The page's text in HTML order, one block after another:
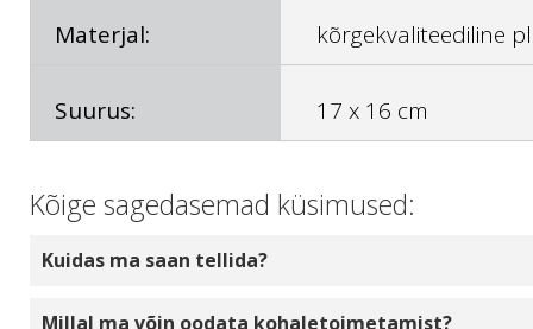
Materjal: kõrgekvaliteediline
Suurus: 17 x 16 cm
Kõige sagedasemad küsimused:
Kuidas ma saan tellida?
Valige toodete kogus, mida soovite tellida,
Millal ma võin oodata kohaletoimetamist?